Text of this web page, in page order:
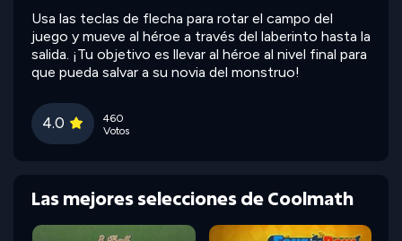
Usa las teclas de flecha para rotar el campo del
juego y mueve al héroe a través del laberinto hasta la
salida. ¡Tu objetivo es llevar al héroe al nivel final para
que pueda salvar a su novia del monstruo!
4.0
460
Votos
Las mejores selecciones de Coolmath